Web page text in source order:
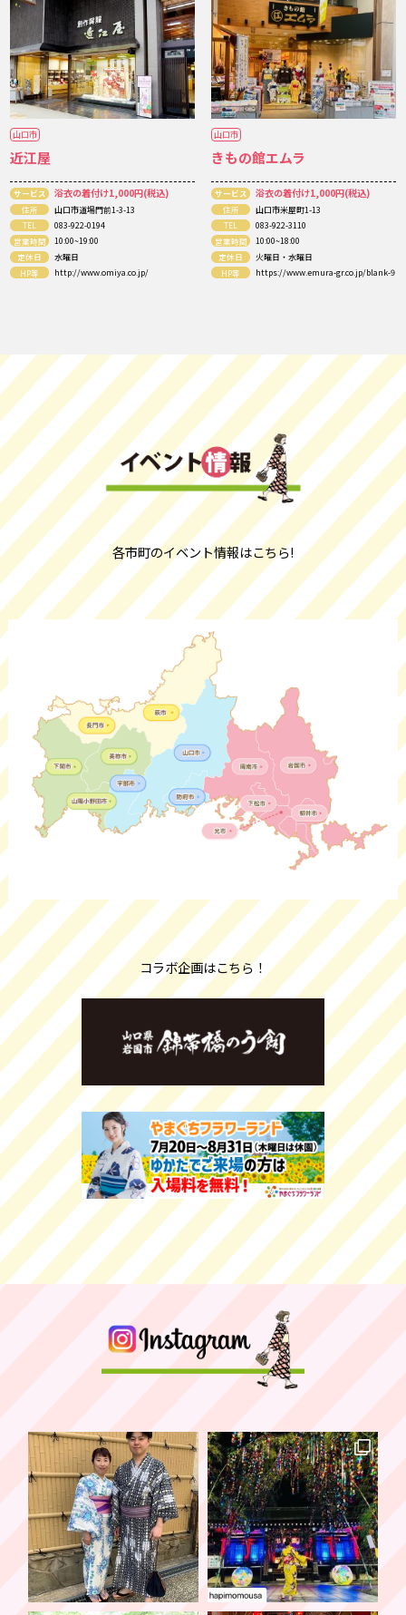
山口市
近江屋
サービス 浴衣の着付け1,000円(税込)
住所 山口市道場門前1-3-13
TEL 083-922-0194
営業時間 10:00~19:00
定休日 水曜日
HP等 http://www.omiya.co.jp/
山口市
きもの館エムラ
サービス 浴衣の着付け1,000円(税込)
住所 山口市米屋町1-13
TEL 083-922-3110
営業時間 10:00~18:00
定休日 火曜日・水曜日
HP等 https://www.emura-gr.co.jp/blank-9
各市町のイベント情報はこちら!
コラボ企画はこちら！